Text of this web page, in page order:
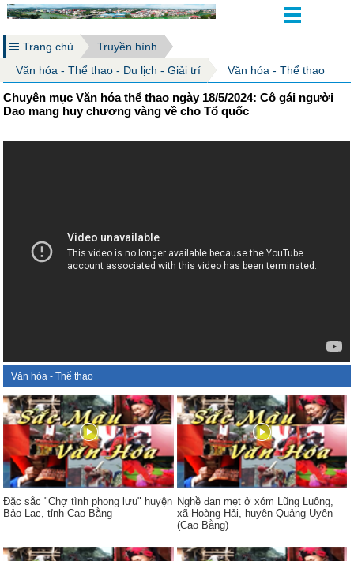
Trang chủ
Truyền hình
Văn hóa - Thể thao - Du lịch - Giải trí
Văn hóa - Thể thao
Chuyên mục Văn hóa thể thao ngày 18/5/2024: Cô gái người
Dao mang huy chương vàng về cho Tổ quốc
Văn hóa - Thể thao
Đặc sắc "Chợ tình phong lưu" huyện
Bảo Lạc, tỉnh Cao Bằng
Nghề đan mẹt ở xóm Lũng Luông,
xã Hoàng Hải, huyện Quảng Uyên
(Cao Bằng)